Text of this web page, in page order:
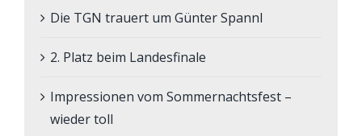
Die TGN trauert um Günter Spannl
2. Platz beim Landesfinale
Impressionen vom Sommernachtsfest –
wieder toll